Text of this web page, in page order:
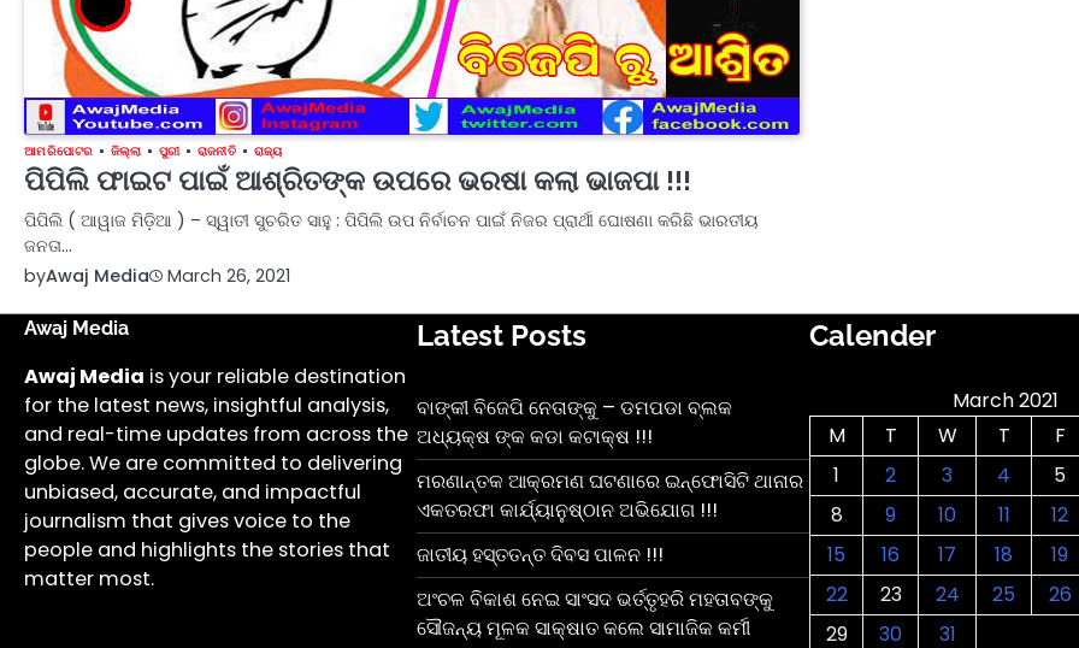
ଆମ ରିପୋଟର ଜିଲ୍ଲା ପୁରୀ ରାଜନୀତି ରାଜ୍ୟ
ପିପିଲି ଫାଇଟ ପାଇଁ ଆଶ୍ରିତଙ୍କ ଉପରେ ଭରଷା କଲା ଭାଜପା !!!
ପିପିଲି ( ଆୱାଜ ମିଡ଼ିଆ ) – ସ୍ୱାତୀ ସୁଚରିତ ସାହୁ : ପିପିଲି ଉପ ନିର୍ବାଚନ ପାଇଁ ନିଜର ପ୍ରାର୍ଥୀ ଘୋଷଣା କରିଛି ଭାରତୀୟ
ଜନତା…
byAwaj Media March 26, 2021
Awaj Media
Awaj Media is your reliable destination
for the latest news, insightful analysis,
and real-time updates from across the
globe. We are committed to delivering
unbiased, accurate, and impactful
journalism that gives voice to the
people and highlights the stories that
matter most.
Latest Posts
ବାଙ୍କୀ ବିଜେପି ନେତାଙ୍କୁ – ଡମପଡା ବ୍ଲକ
ଅଧ୍ୟକ୍ଷ ଙ୍କ କଡା କଟାକ୍ଷ !!!
ମରଣାନ୍ତକ ଆକ୍ରମଣ ଘଟଣାରେ ଇନ୍ଫୋସିଟି ଥାନାର
ଏକତରଫା କାର୍ଯ୍ୟାନୁଷ୍ଠାନ ଅଭିଯୋଗ !!!
ଜାତୀୟ ହସ୍ତତନ୍ତ ଦିବସ ପାଳନ !!!
ଅଂଚଳ ବିକାଶ ନେଇ ସାଂସଦ ଭର୍ତ୍ତୃହରି ମହତାବଙ୍କୁ
ସୌଜନ୍ୟ ମୂଳକ ସାକ୍ଷାତ କଲେ ସାମାଜିକ କର୍ମୀ
Calender
March 2021
M
T W T
F
1
2 3 4
5
8
9 10 11
12
15
16 17 18
19
22
23 24 25
26
29
30 31